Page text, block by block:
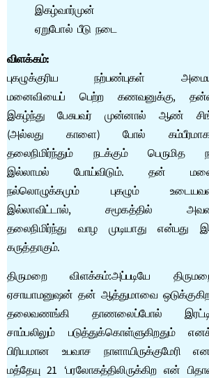
இகழ்வார்முன்
ஏறுபோல் பீடு நடை
விளக்கம்:
புகழுக்குரிய நற்பண்புகள்
மனைவியைப் பெற்ற கணவனுக்கு,
இகழ்ந்து பேசுபவர் முன்னால் ஆண்
(அல்லது காளை) போல்
தலைநிமிர்ந்தும் நடக்கும் பெருமித
இல்லாமல் போய்விடும். தன்
நல்லொழுக்கமும் புகழும்
இல்லாவிட்டால், சமூகத்தில்
தலைநிமிர்ந்து வாழ முடியாது என்பது
கருத்தாகும்.
திருமறை விளக்கம்:அப்படியே
ஏசாயாமனுஷன் தன் ஆத்துமாவை
தலைவணங்கி தாணலைப்போல்
சாம்பலிலும் படுத்துக்கொள்ளுகிறதும்
பிரியமான உபவாச நாளாயிருக்குமேரி
மத்தேயு 21 ‘பரலோகத்திலிருக்கிற என்